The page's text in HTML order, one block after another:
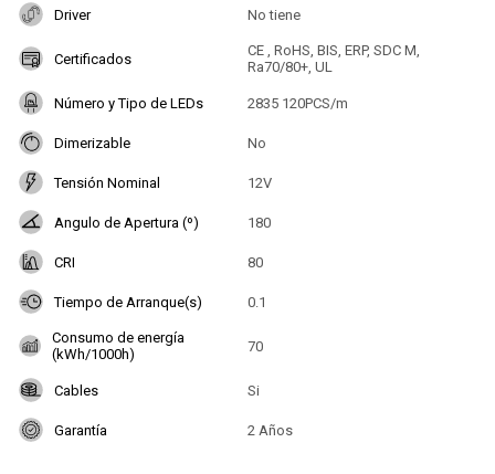
Driver No tiene
Certificados
CE , RoHS, BIS, ERP, SDC M,
Ra70/80+, UL
Número y Tipo de LEDs 2835 120PCS/m
Dimerizable No
Tensión Nominal 12V
Angulo de Apertura (º) 180
CRI 80
Tiempo de Arranque(s) 0.1
Consumo de energía
(kWh/1000h)
70
Cables Si
Garantía 2 Años